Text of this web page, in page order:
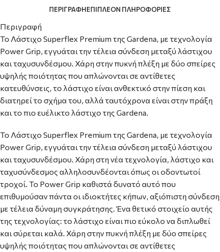
ΠΕΡΙΓΡΑΦΉΕΠΙΠΛΈΟΝ ΠΛΗΡΟΦΟΡΊΕΣ
Περιγραφή
Το Λάστιχο Superflex Premium της Gardena, με τεχνολογία
Power Grip, εγγυάται την τέλεια σύνδεση μεταξύ λάστιχου
και ταχυσυνδέσμου. Χάρη στην πυκνή πλέξη με δύο σπείρες
υψηλής ποιότητας που απλώνονται σε αντίθετες
κατευθύνσεις, το λάστιχο είναι ανθεκτικό στην πίεση και
διατηρεί το σχήμα του, αλλά ταυτόχρονα είναι στην πράξη
και το πιο ευέλικτο λάστιχο της Gardena.
Το Λάστιχο Superflex Premium της Gardena, με τεχνολογία
Power Grip, εγγυάται την τέλεια σύνδεση μεταξύ λάστιχου
και ταχυσυνδέσμου. Χάρη στη νέα τεχνολογία, λάστιχο και
ταχυσύνδεσμος αλληλοσυνδέονται όπως οι οδοντωτοί
τροχοί. Το Power Grip καθιστά δυνατό αυτό που
επιθυμούσαν πάντα οι ιδιοκτήτες κήπων, αξιόπιστη σύνδεση
με τέλεια δύναμη συγκράτησης. Ένα θετικό στοιχείο αυτής
της τεχνολογίας: το λάστιχο είναι πιο εύκολο να διπλωθεί
και σύρεται καλά. Χάρη στην πυκνή πλέξη με δύο σπείρες
υψηλής ποιότητας που απλώνονται σε αντίθετες